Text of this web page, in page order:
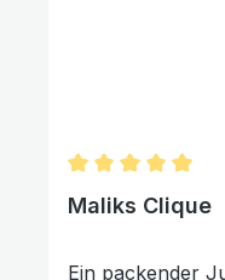
Maliks Clique
Ein packender